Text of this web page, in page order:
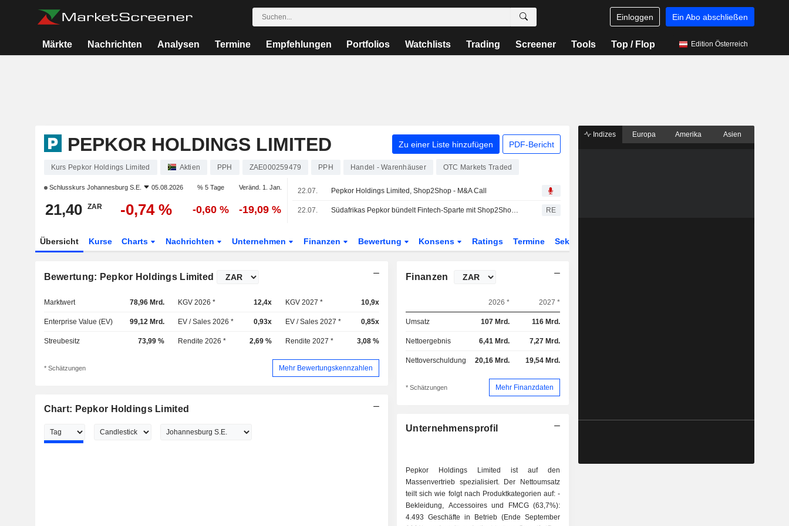
Einloggen Ein Abo abschließen
Märkte Nachrichten Analysen Termine Empfehlungen Portfolios Watchlists Trading Screener Tools Top / Flop Edition Österreich
PEPKOR HOLDINGS LIMITED Zu einer Liste hinzufügen PDF-Bericht
Kurs Pepkor Holdings Limited Aktien PPH ZAE000259479 PPH Handel - Warenhäuser OTC Markets Traded
Schlusskurs Johannesburg S.E. 05.08.2026 % 5 Tage Veränd. 1. Jan.
21,40 ZAR -0,74 % -0,60 % -19,09 %
22.07. Pepkor Holdings Limited, Shop2Shop - M&A Call
22.07. Südafrikas Pepkor bündelt Fintech-Sparte mit Shop2Shop und nimmt künftigen Börsengang ins Visier RE
Übersicht Kurse Charts Nachrichten Unternehmen Finanzen Bewertung Konsens Ratings Termine Sektor
Bewertung: Pepkor Holdings Limited
Marktwert 78,96 Mrd. KGV 2026 * 12,4x KGV 2027 * 10,9x
Enterprise Value (EV) 99,12 Mrd. EV / Sales 2026 * 0,93x EV / Sales 2027 * 0,85x
Streubesitz 73,99 % Rendite 2026 * 2,69 % Rendite 2027 * 3,08 %
* Schätzungen Mehr Bewertungskennzahlen
Chart: Pepkor Holdings Limited
Finanzen
2026 * 2027 *
Umsatz 107 Mrd. 116 Mrd.
Nettoergebnis 6,41 Mrd. 7,27 Mrd.
Nettoverschuldung 20,16 Mrd. 19,54 Mrd.
* Schätzungen Mehr Finanzdaten
Unternehmensprofil
Pepkor Holdings Limited ist auf den
Massenvertrieb spezialisiert. Der Nettoumsatz
teilt sich wie folgt nach Produktkategorien auf: -
Bekleidung, Accessoires und FMCG (63,7%):
4.493 Geschäfte in Betrieb (Ende September
Indizes Europa Amerika Asien